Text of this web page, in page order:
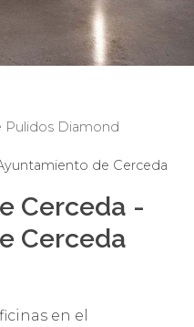
Pulidos Diamond
de Cerceda
Cerceda -
Cerceda
en el